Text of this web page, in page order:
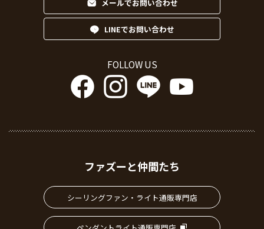
メールでお問い合わせ
LINEでお問い合わせ
FOLLOW US
ファズーと仲間たち
シーリングファン・ライト通販専門店